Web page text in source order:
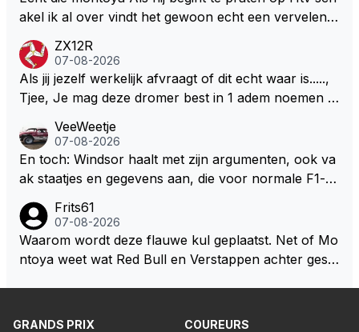
S Lawson natuurlijk 😂😂😂😂😂
akel ik al over vindt het gewoon echt een vervelend
weet 🤮🤮
ZX12R
07-08-2026
Als jij jezelf werkelijk afvraagt of dit echt waar is.....,
Tjee, Je mag deze dromer best in 1 adem noemen m
aar voordragen uit eigen geest. Kan mij voorstellen d
at je het leuk vindt sprookjes te luisteren maar heb jij
jezelf dan ook wel eens afgevraagd of de dappere b
ze wolff gesneden heeft?
VeeWeetje
07-08-2026
En toch: Windsor haalt met zijn argumenten, ook va
ak staatjes en gegevens aan, die voor normale F1-fa
okies made of your own dough" 🤣
Frits61
07-08-2026
Waarom wordt deze flauwe kul geplaatst. Net of Mo
ntoya weet wat Red Bull en Verstappen achter geslo
GRANDS PRIX
COUREURS